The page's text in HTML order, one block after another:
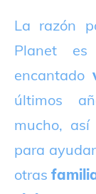
La razón
Planet
encantado
últimos
mucho,
para
otras